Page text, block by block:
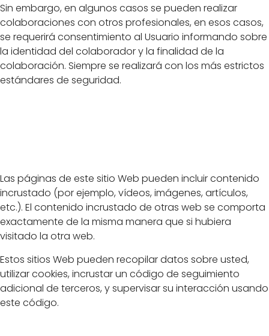
Sin embargo, en algunos casos se pueden realizar
colaboraciones con otros profesionales, en esos casos,
se requerirá consentimiento al Usuario informando sobre
la identidad del colaborador y la finalidad de la
colaboración. Siempre se realizará con los más estrictos
estándares de seguridad.
Las páginas de este sitio Web pueden incluir contenido
incrustado (por ejemplo, vídeos, imágenes, artículos,
etc.). El contenido incrustado de otras web se comporta
exactamente de la misma manera que si hubiera
visitado la otra web.
Estos sitios Web pueden recopilar datos sobre usted,
utilizar cookies, incrustar un código de seguimiento
adicional de terceros, y supervisar su interacción usando
este código.